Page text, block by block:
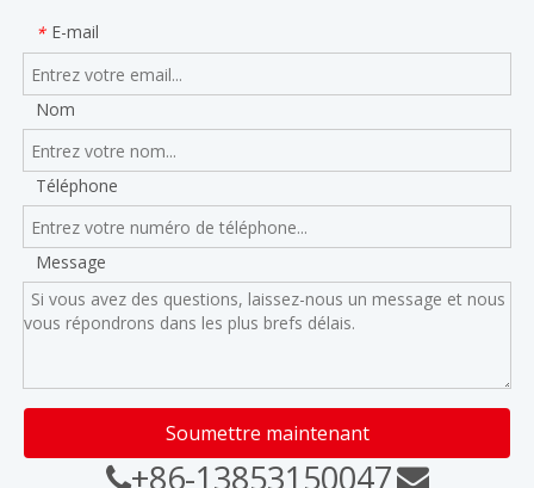
* E-mail
Nom
Téléphone
Message
Soumettre maintenant
+86-13853150047